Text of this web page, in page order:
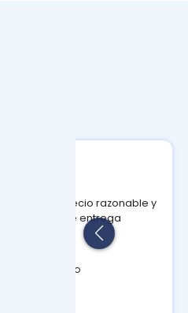
servicio a precio razonable y
tiempo de entrega
Verificado